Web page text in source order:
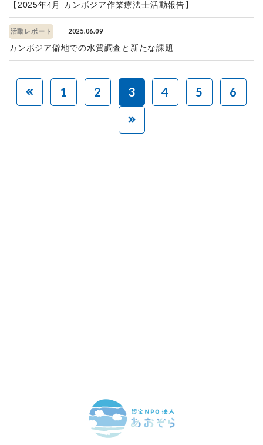
【2025年4月 カンボジア作業療法士活動報告】
活動レポート 2025.06.09
カンボジア僻地での水質調査と新たな課題
1 2 3 4 5 6